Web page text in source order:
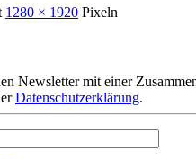
1280 × 1920 Pixeln
Newsletter mit einer
Datenschutzerklärung.